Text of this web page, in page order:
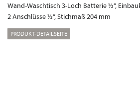
Wand-Waschtisch 3-Loch Batterie ½“,
2 Anschlüsse ½“, Stichmaß 204 mm
PRODUKT-DETAILSEITE